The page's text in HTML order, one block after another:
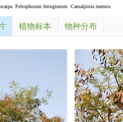
Peltophorum ferrugineum Caesalpinia inermis
植物标本 物种分布